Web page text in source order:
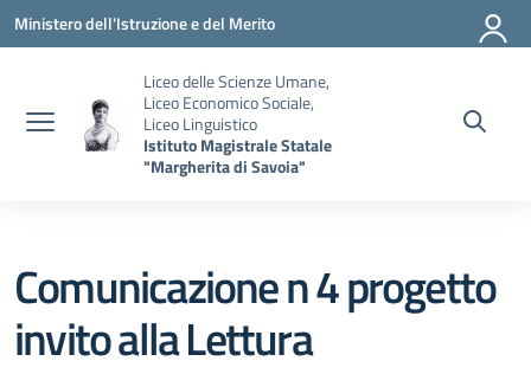
Vai ai contenuti
Vai al menu di navigazione
Vai al footer
Ministero dell'Istruzione e del Merito
Liceo delle Scienze Umane,
Liceo Economico Sociale,
Liceo Linguistico
Istituto Magistrale Statale
"Margherita di Savoia"
Comunicazione n 4 progetto
invito alla Lettura